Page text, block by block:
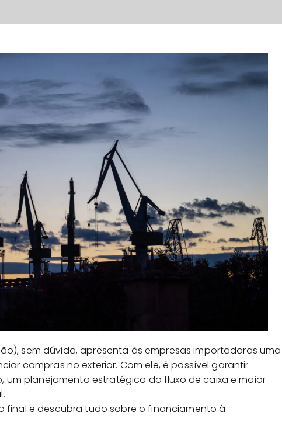
sem dúvida, apresenta às empresas importadoras uma
compras no exterior. Com ele, é possível garantir
planejamento estratégico do fluxo de caixa e maior
final e descubra tudo sobre o financiamento à